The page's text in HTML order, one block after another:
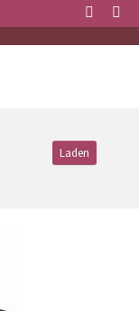
Laden